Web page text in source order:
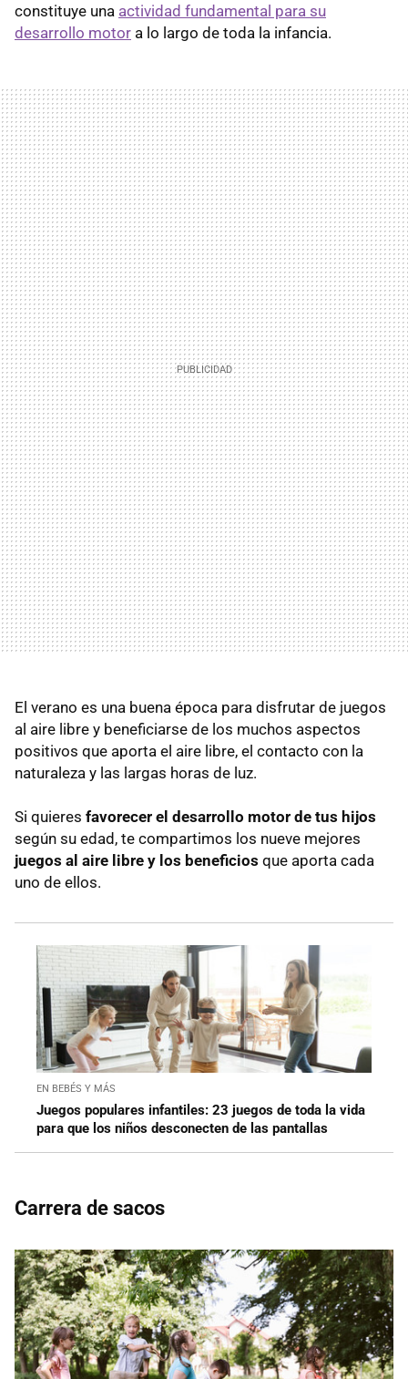
constituye una actividad fundamental para su
desarrollo motor a lo largo de toda la infancia.
El verano es una buena época para disfrutar de juegos
al aire libre y beneficiarse de los muchos aspectos
positivos que aporta el aire libre, el contacto con la
naturaleza y las largas horas de luz.
Si quieres favorecer el desarrollo motor de tus hijos
según su edad, te compartimos los nueve mejores
juegos al aire libre y los beneficios que aporta cada
uno de ellos.
EN BEBÉS Y MÁS
Juegos populares infantiles: 23 juegos de toda la vida
para que los niños desconecten de las pantallas
Carrera de sacos